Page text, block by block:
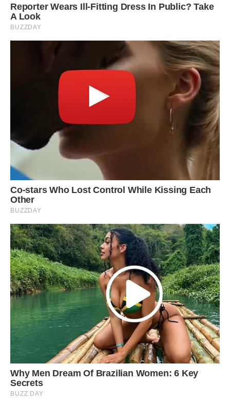
Нам знадобитися по 6 млинців з кожної начинкою.
Викладаємо млинці по два з однаковою начинкою в ряд.
Заздалегідь продумайте схему розміщення млинчиків з
різними кольорами начинок, щоб отримати гарний
візерунок при розрізанні пирога.
Кожен шар млинчиків заливаємо нашою заливочкою.
Приблизно по 4 ст.л. на кожен шар. Таким чином
формуємо ще два шари, не забуваючи чергувати кольори
Кожен шар млинчиків заливаємо сметаною заливкою.
Приблизно по 4 ст.л. на кожен шар. Таким чином
формуємо і ще два шари, чергуючи кольори начинок.